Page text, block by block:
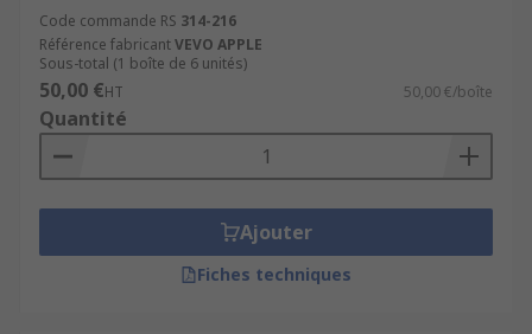
Code commande RS 314-216
Référence fabricantVEVO APPLE
Sous-total (1 boîte de 6 unités)
50,00 €HT 50,00 €/boîte
Quantité
Ajouter
Fiches techniques